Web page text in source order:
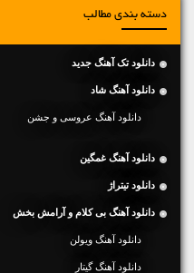
دسته بندی مطالب
دانلود تک آهنگ جدید
دانلود آهنگ شاد
دانلود آهنگ عروسی و جشن
دانلود آهنگ غمگین
دانلود تیتراژ
دانلود آهنگ بی کلام و آرامش بخش
دانلود آهنگ ویولن
دانلود آهنگ گیتار